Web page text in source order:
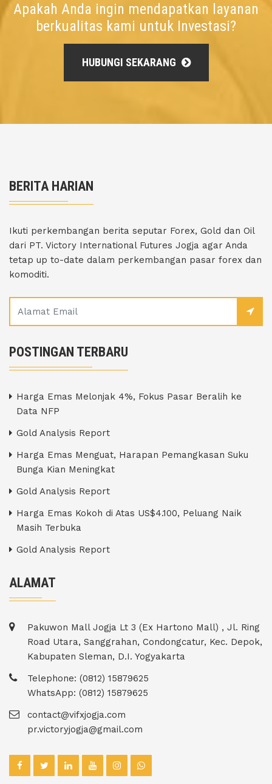
Apakah Anda ingin mendapatkan layanan
berkualitas kami untuk Investasi?
HUBUNGI SEKARANG
BERITA HARIAN
Ikuti perkembangan berita seputar Forex, Gold dan Oil
dari PT. Victory International Futures Jogja agar Anda
tetap up to-date dalam perkembangan pasar forex dan
komoditi.
POSTINGAN TERBARU
Harga Emas Melonjak 4%, Fokus Pasar Beralih ke
Data NFP
Gold Analysis Report
Harga Emas Menguat, Harapan Pemangkasan Suku
Bunga Kian Meningkat
Gold Analysis Report
Harga Emas Kokoh di Atas US$4.100, Peluang Naik
Masih Terbuka
Gold Analysis Report
ALAMAT
Pakuwon Mall Jogja Lt 3 (Ex Hartono Mall) , Jl. Ring
Road Utara, Sanggrahan, Condongcatur, Kec. Depok,
Kabupaten Sleman, D.I. Yogyakarta
Telephone: (0812) 15879625
WhatsApp: (0812) 15879625
contact@vifxjogja.com
pr.victoryjogja@gmail.com